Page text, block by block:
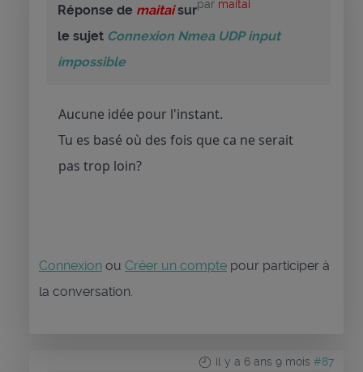
par maitai
Réponse de maitaisur
le sujet Connexion Nmea UDP input
impossible
Aucune idée pour l'instant.
Tu es basé où des fois que ca ne serait
pas trop loin?
Connexion ou Créer un compte pour participer à
la conversation.
il y a 6 ans 9 mois #87